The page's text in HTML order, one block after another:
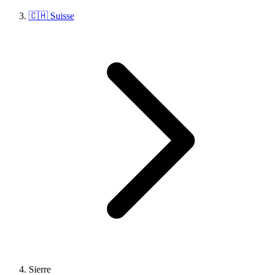
🇨🇭 Suisse
Sierre